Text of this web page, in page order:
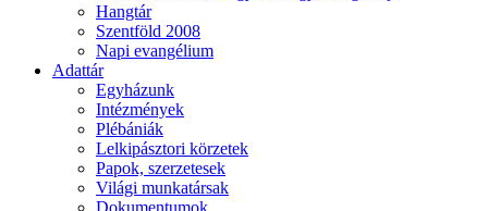
Hangtár
Szentföld 2008
Napi evangélium
Adattár
Egyházunk
Intézmények
Plébániák
Lelkipásztori körzetek
Papok, szerzetesek
Világi munkatársak
Dokumentumok